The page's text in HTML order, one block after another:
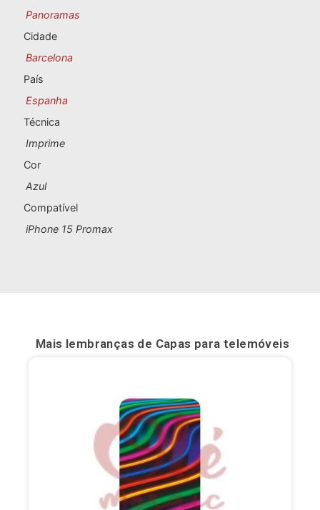
Alicante
Almeria
Barcelona
Bilbau
Castellón de la Plana
Fuerteventura
Panoramas
Cidade
Barcelona
País
Espanha
Técnica
Imprime
Cor
Azul
Compatível
iPhone 15 Promax
Mais lembranças de Capas para telemóveis